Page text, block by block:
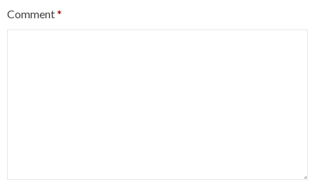
Comment*